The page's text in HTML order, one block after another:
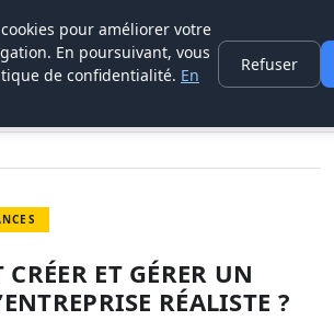
FINANCES
UN BUDGET D’ENTREPRISE RÉALISTE ?
ET GÉRER UN
RÉALISTE ?
pour améliorer votre
En poursuivant, vous
de confidentialité. En
Refuser